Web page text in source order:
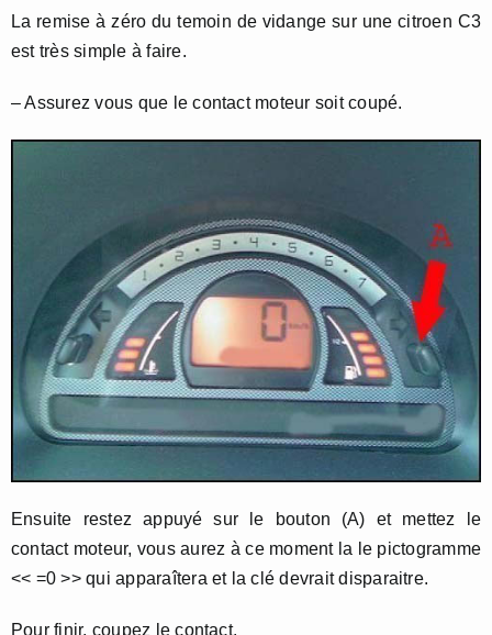
La remise à zéro du temoin de vidange sur une citroen C3
est très simple à faire.
– Assurez vous que le contact moteur soit coupé.
Ensuite restez appuyé sur le bouton (A) et mettez le
contact moteur, vous aurez à ce moment la le pictogramme
<< =0 >> qui apparaîtera et la clé devrait disparaitre.
Pour finir, coupez le contact.